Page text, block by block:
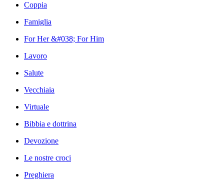
Coppia
Famiglia
For Her &#038; For Him
Lavoro
Salute
Vecchiaia
Virtuale
Bibbia e dottrina
Devozione
Le nostre croci
Preghiera